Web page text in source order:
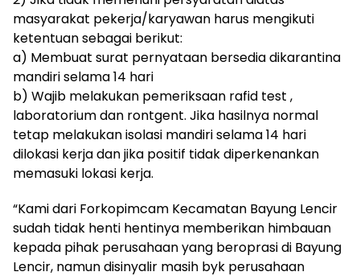
masyarakat pekerja/karyawan harus mengikuti
ketentuan sebagai berikut:
a) Membuat surat pernyataan bersedia dikarantina
mandiri selama 14 hari
b) Wajib melakukan pemeriksaan rafid test ,
laboratorium dan rontgent. Jika hasilnya normal
tetap melakukan isolasi mandiri selama 14 hari
dilokasi kerja dan jika positif tidak diperkenankan
memasuki lokasi kerja.
“Kami dari Forkopimcam Kecamatan Bayung Lencir
sudah tidak henti hentinya memberikan himbauan
kepada pihak perusahaan yang beroprasi di Bayung
Lencir, namun disinyalir masih byk perusahaan